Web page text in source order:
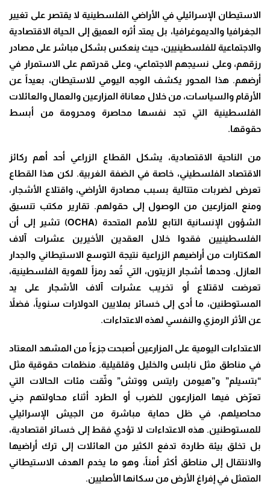
الاستيطان الإسرائيلي في الأراضي الفلسطينية لا يقتصر على تغيير
الجغرافيا والديموغرافيا، بل يمتد أثره العميق إلى الحياة الاقتصادية
والاجتماعية للفلسطينيين، حيث ينعكس بشكل مباشر على مصادر
رزقهم، وعلى نسيجهم الاجتماعي، وعلى قدرتهم على الاستمرار في
أرضهم. هذا المحور يكشف الوجه اليومي للاستيطان، بعيداً عن
الأرقام والسياسات، من خلال معاناة المزارعين والعمال والعائلات
الفلسطينية التي تجد نفسها محاصرة ومحرومة من أبسط
حقوقها.
من الناحية الاقتصادية، يشكل القطاع الزراعي أحد أهم ركائز
الاقتصاد الفلسطيني، خاصة في الضفة الغربية. لكن هذا القطاع
تعرض لضربات متتالية بسبب مصادرة الأراضي، واقتلاع الأشجار،
ومنع المزارعين من الوصول إلى حقولهم. تقارير مكتب تنسيق
الشؤون الإنسانية التابع للأمم المتحدة (OCHA) تشير إلى أن
الفلسطينيين فقدوا خلال العقدين الأخيرين عشرات آلاف
الهكتارات من أراضيهم الزراعية نتيجة التوسع الاستيطاني والجدار
العازل. وحدها أشجار الزيتون، التي تُعد رمزاً للهوية الفلسطينية،
تعرضت لاقتلاع أو تخريب عشرات آلاف الأشجار على يد
المستوطنين، ما أدى إلى خسائر بملايين الدولارات سنوياً، فضلاً
عن الأثر الرمزي والنفسي لهذه الاعتداءات.
الاعتداءات اليومية على المزارعين أصبحت جزءاً من المشهد المعتاد
في مناطق مثل نابلس والخليل وقلقيلية. منظمات حقوقية مثل
“بتسيلم” و”هيومن رايتس ووتش” وثّقت مئات الحالات التي
تعرّض فيها المزارعون للضرب أو الطرد أثناء محاولتهم جني
محاصيلهم، في ظل حماية مباشرة من الجيش الإسرائيلي
للمستوطنين. هذه الاعتداءات لا تؤدي فقط إلى خسائر اقتصادية،
بل تخلق بيئة طاردة تدفع الكثير من العائلات إلى ترك أراضيها
والانتقال إلى مناطق أكثر أمناً، وهو ما يخدم الهدف الاستيطاني
المتمثل في إفراغ الأرض من سكانها الأصليين.